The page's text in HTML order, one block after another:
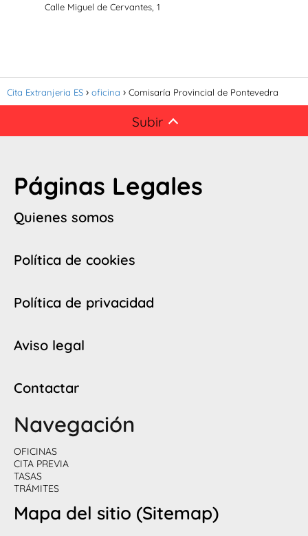
Calle Miguel de Cervantes, 1
Cita Extranjeria ES oficina Comisaría Provincial de Pontevedra
Subir
Páginas Legales
Quienes somos
Política de cookies
Política de privacidad
Aviso legal
Contactar
Navegación
OFICINAS
CITA PREVIA
TASAS
TRÁMITES
Mapa del sitio (Sitemap)